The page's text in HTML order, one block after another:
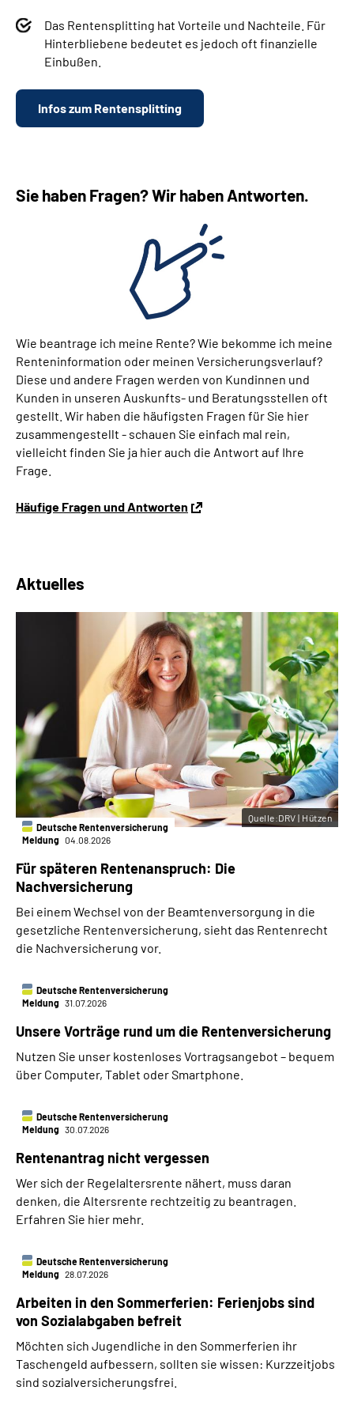
Das Rentensplitting hat Vorteile und Nachteile. Für
Hinterbliebene bedeutet es jedoch oft finanzielle
Einbußen.
Infos zum Rentensplitting
Sie haben Fragen? Wir haben Antworten.
Wie beantrage ich meine Rente? Wie bekomme ich meine
Renteninformation oder meinen Versicherungsverlauf?
Diese und andere Fragen werden von Kundinnen und
Kunden in unseren Auskunfts- und Beratungsstellen oft
gestellt. Wir haben die häufigsten Fragen für Sie hier
zusammengestellt - schauen Sie einfach mal rein,
vielleicht finden Sie ja hier auch die Antwort auf Ihre
Frage.
Häufige Fragen und Antworten
Aktuelles
Deutsche Rentenversicherung
Meldung 04.08.2026
Für späteren Rentenanspruch: Die
Nachversicherung
Bei einem Wechsel von der Beamtenversorgung in die
gesetzliche Rentenversicherung, sieht das Rentenrecht
die Nachversicherung vor.
Quelle:DRV | Hützen
Deutsche Rentenversicherung
Meldung 31.07.2026
Unsere Vorträge rund um die Rentenversicherung
Nutzen Sie unser kostenloses Vortragsangebot – bequem
über Computer, Tablet oder Smartphone.
Deutsche Rentenversicherung
Meldung 30.07.2026
Rentenantrag nicht vergessen
Wer sich der Regelaltersrente nähert, muss daran
denken, die Altersrente rechtzeitig zu beantragen.
Erfahren Sie hier mehr.
Deutsche Rentenversicherung
Meldung 28.07.2026
Arbeiten in den Sommerferien: Ferienjobs sind
von Sozialabgaben befreit
Möchten sich Jugendliche in den Sommerferien ihr
Taschengeld aufbessern, sollten sie wissen: Kurzzeitjobs
sind sozialversicherungsfrei.